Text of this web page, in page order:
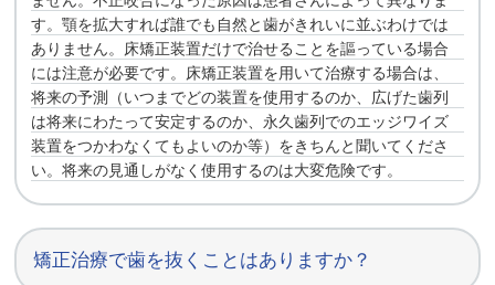
す。顎を拡大すれば誰でも自然と歯がきれいに並ぶわけでは
ありません。床矯正装置だけで治せることを謳っている場合
には注意が必要です。床矯正装置を用いて治療する場合は、
将来の予測（いつまでどの装置を使用するのか、広げた歯列
は将来にわたって安定するのか、永久歯列でのエッジワイズ
装置をつかわなくてもよいのか等）をきちんと聞いてくださ
い。将来の見通しがなく使用するのは大変危険です。
矯正治療で歯を抜くことはありますか？